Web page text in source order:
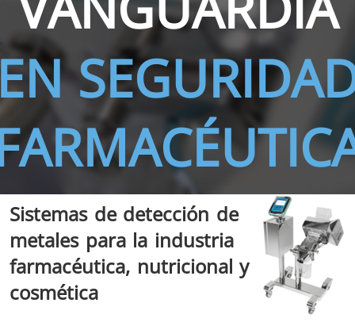
THS/PH21N-FB THS/PH21N-FFV
THS/
THS/FBB
THS/MBB
THS/GMS21
THS/G21
Sistemas de detección de
metales para la industria
farmacéutica, nutricional y
cosmética